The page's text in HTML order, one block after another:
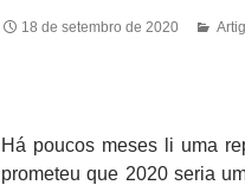
18 de setembro de 2020
Há poucos meses li uma
prometeu que 2020 seria